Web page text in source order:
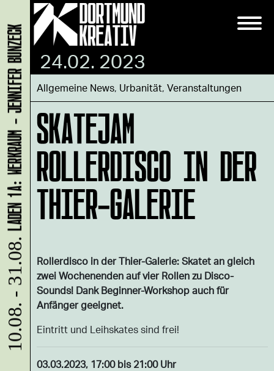
24.02. 2023
Allgemeine News, Urbanität, Veranstaltungen
SKATEJAM
ROLLERDISCO IN DER
THIER-GALERIE
Rollerdisco in der Thier-Galerie: Skatet an gleich
zwei Wochenenden auf vier Rollen zu Disco-
Sounds! Dank Beginner-Workshop auch für
Anfänger geeignet.
Eintritt und Leihskates sind frei!
03.03.2023, 17:00 bis 21:00 Uhr
10.08. - 31.08.
LADEN 1A: WERKRAUM - JENNIFER BUNZECK